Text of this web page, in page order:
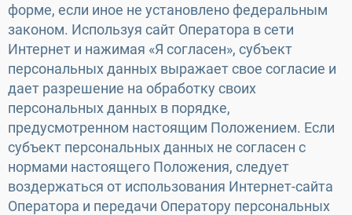
форме, если иное не установлено федеральным
законом. Используя сайт Оператора в сети
Интернет и нажимая «Я согласен», субъект
персональных данных выражает свое согласие и
дает разрешение на обработку своих
персональных данных в порядке,
предусмотренном настоящим Положением. Если
субъект персональных данных не согласен с
нормами настоящего Положения, следует
воздержаться от использования Интернет-сайта
Оператора и передачи Оператору персональных